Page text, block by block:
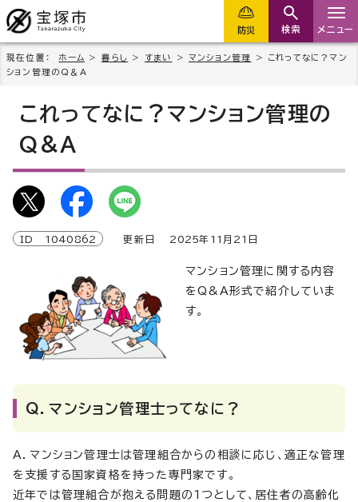
防災 検索 メニュー
現在位置： ホーム > 暮らし > すまい >マンション管理
> これってなに？マン
ション管理のQ＆A
これってなに？マンション管理の
Q＆A
ID 1040862 更新日 2025年 11 月 21 日
マンション管理に関する内容
をQ&A形式で紹介していま
す。
Q．マンション管理士ってなに？
A．マンション管理士は管理組合からの相談に応じ、適正な管理
を支援する国家資格を持った専門家です。
近年では管理組合が抱える問題の1つとして、居住者の高齢化